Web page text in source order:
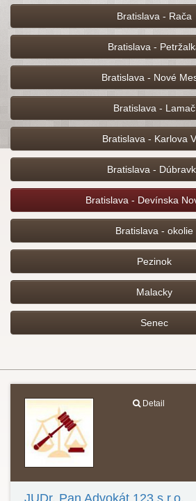
Bratislava - Rača
Bratislava -
Bratislava - Nové
Bratislava - Lamač
Bratislava - Karlova
Bratislava -
Bratislava - Devínska
Bratislava - okolie
Pezinok
Malacky
Senec
Detail
JUDr. Pan Advokát 123 s.r.o.